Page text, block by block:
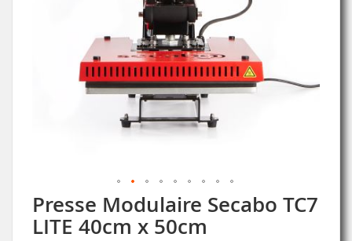
Presse Modulaire Secabo TC7
LITE 40cm x 50cm
Skip
to
the